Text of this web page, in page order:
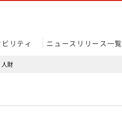
リティ ニュースリリース一覧
人財